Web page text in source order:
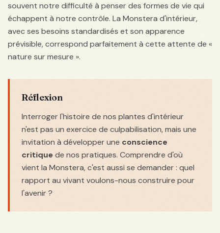
souvent notre difficulté à penser des formes de vie qui
échappent à notre contrôle. La Monstera d'intérieur,
avec ses besoins standardisés et son apparence
prévisible, correspond parfaitement à cette attente de «
nature sur mesure ».
Réflexion
Interroger l'histoire de nos plantes d'intérieur
n'est pas un exercice de culpabilisation, mais une
invitation à développer une conscience
critique de nos pratiques. Comprendre d'où
vient la Monstera, c'est aussi se demander : quel
rapport au vivant voulons-nous construire pour
l'avenir ?